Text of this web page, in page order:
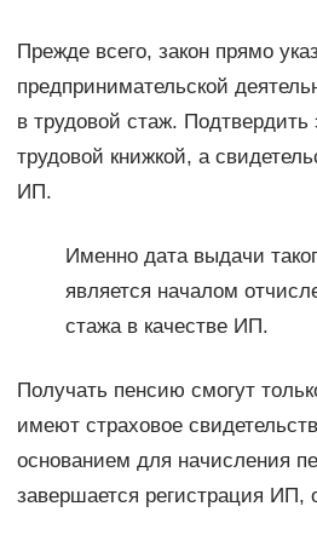
Прежде всего, закон прямо
предпринимательской
в трудовой стаж.
трудовой книжкой, а
ИП.
Именно дата выдачи
является началом
стажа в качестве ИП.
Получать пенсию смогут
имеют страховое
основанием для начисления
завершается регистрация ИП,